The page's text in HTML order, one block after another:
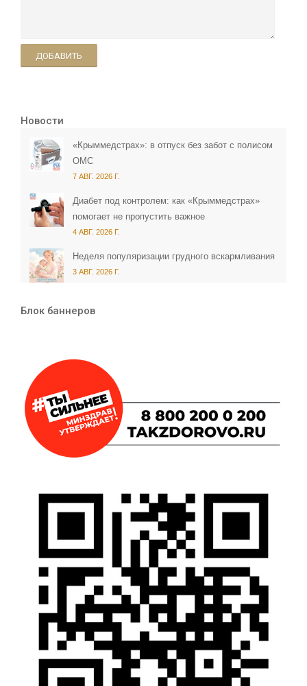
ДОБАВИТЬ
Новости
«Крыммедстрах»: в отпуск без забот с полисом
ОМС
7 АВГ. 2026 Г.
Диабет под контролем: как «Крыммедстрах»
помогает не пропустить важное
4 АВГ. 2026 Г.
Неделя популяризации грудного вскармливания
3 АВГ. 2026 Г.
Блок баннеров